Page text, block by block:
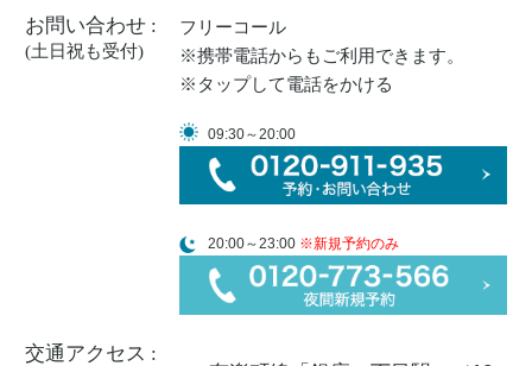
お問い合わせ :
(土日祝も受付)
フリーコール
※携帯電話からもご利用できます。
※タップして電話をかける
09:30～20:00
20:00～23:00 ※新規予約のみ
交通アクセス :